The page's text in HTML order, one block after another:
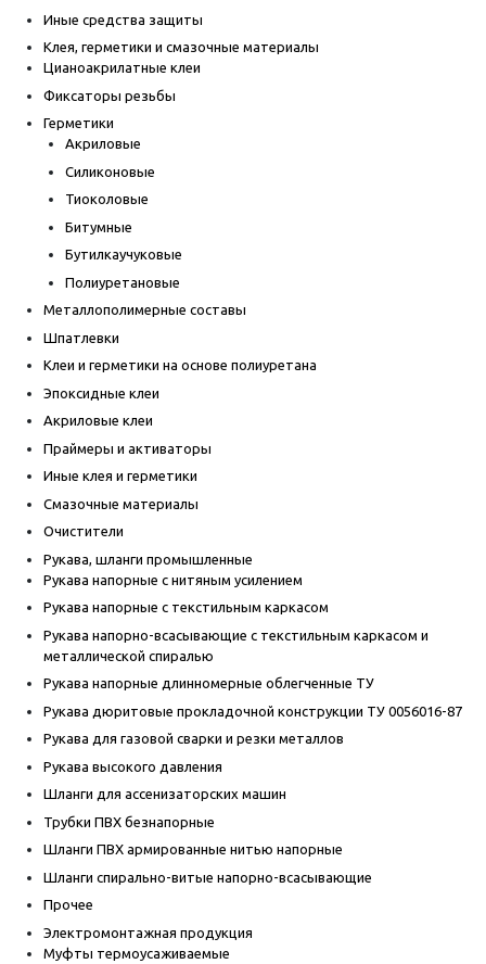
Иные средства защиты
Клея, герметики и смазочные материалы
Цианоакрилатные клеи
Фиксаторы резьбы
Герметики
Акриловые
Силиконовые
Тиоколовые
Битумные
Бутилкаучуковые
Полиуретановые
Металлополимерные составы
Шпатлевки
Клеи и герметики на основе полиуретана
Эпоксидные клеи
Акриловые клеи
Праймеры и активаторы
Иные клея и герметики
Смазочные материалы
Очистители
Рукава, шланги промышленные
Рукава напорные с нитяным усилением
Рукава напорные с текстильным каркасом
Рукава напорно-всасывающие с текстильным каркасом и
металлической спиралью
Рукава напорные длинномерные облегченные ТУ
Рукава дюритовые прокладочной конструкции ТУ 0056016-87
Рукава для газовой сварки и резки металлов
Рукава высокого давления
Шланги для ассенизаторских машин
Трубки ПВХ безнапорные
Шланги ПВХ армированные нитью напорные
Шланги спирально-витые напорно-всасывающие
Прочее
Электромонтажная продукция
Муфты термоусаживаемые